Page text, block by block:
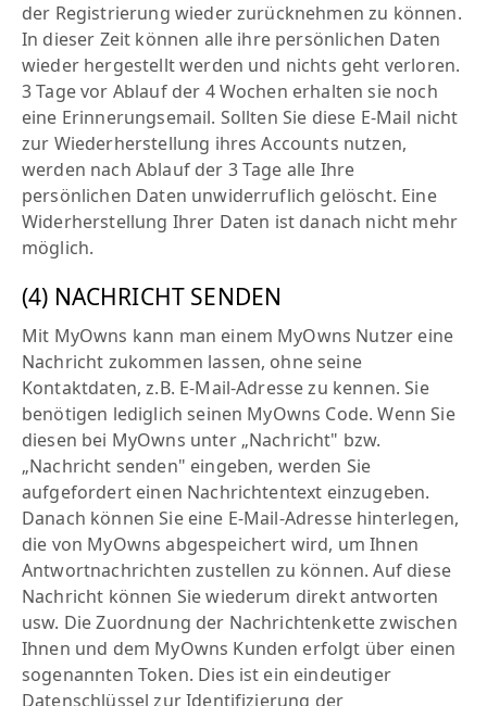
der Registrierung wieder zurücknehmen zu können.
In dieser Zeit können alle ihre persönlichen Daten
wieder hergestellt werden und nichts geht verloren.
3 Tage vor Ablauf der 4 Wochen erhalten sie noch
eine Erinnerungsemail. Sollten Sie diese E-Mail nicht
zur Wiederherstellung ihres Accounts nutzen,
werden nach Ablauf der 3 Tage alle Ihre
persönlichen Daten unwiderruflich gelöscht. Eine
Widerherstellung Ihrer Daten ist danach nicht mehr
möglich.
(4) NACHRICHT SENDEN
Mit MyOwns kann man einem MyOwns Nutzer eine
Nachricht zukommen lassen, ohne seine
Kontaktdaten, z.B. E-Mail-Adresse zu kennen. Sie
benötigen lediglich seinen MyOwns Code. Wenn Sie
diesen bei MyOwns unter „Nachricht" bzw.
„Nachricht senden" eingeben, werden Sie
aufgefordert einen Nachrichtentext einzugeben.
Danach können Sie eine E-Mail-Adresse hinterlegen,
die von MyOwns abgespeichert wird, um Ihnen
Antwortnachrichten zustellen zu können. Auf diese
Nachricht können Sie wiederum direkt antworten
usw. Die Zuordnung der Nachrichtenkette zwischen
Ihnen und dem MyOwns Kunden erfolgt über einen
sogenannten Token. Dies ist ein eindeutiger
Datenschlüssel zur Identifizierung der